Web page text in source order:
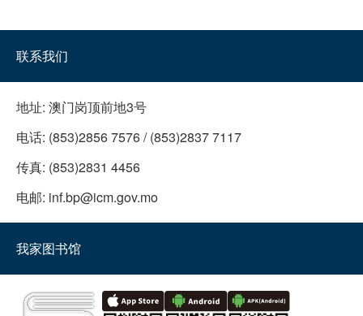
联系我们
地址: 澳门岗顶前地3号
电话: (853)2856 7576 / (853)2837 7117
传真: (853)2831 4456
电邮: inf.bp@icm.gov.mo
我家图书馆